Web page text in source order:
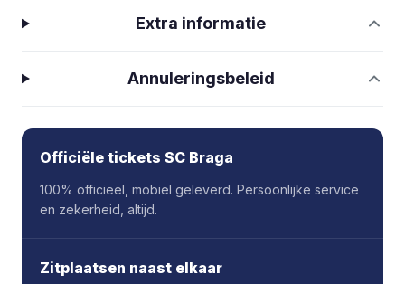
Extra informatie
Annuleringsbeleid
Officiële tickets SC Braga
100% officieel, mobiel geleverd. Persoonlijke service
en zekerheid, altijd.
Zitplaatsen naast elkaar